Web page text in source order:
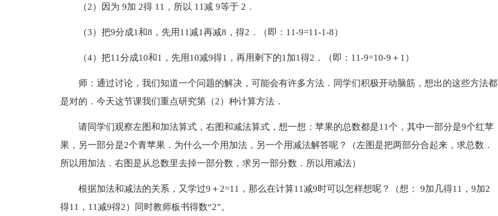
（2）因为 9加 2得 11，所以 11减 9等于 2．
（3）把9分成1和8，先用11减1再减8，得2．（即：11-9=11-1-8）
（4）把11分成10和1，先用10减9得1，再用剩下的1加1得2．（即：11-9=10-9＋1）
师：通过讨论，我们知道一个问题的解决，可能会有许多方法．同学们积极开动脑筋，想出的这些方法都
是对的．今天这节课我们重点研究第（2）种计算方法．
请同学们观察左图和加法算式，右图和减法算式，想一想：苹果的总数都是11个，其中一部分是9个红苹
果，另一部分是2个青苹果．为什么一个用加法，另一个用减法解答呢？（左图是把两部分合起来，求总数．
所以用加法．右图是从总数里去掉一部分数，求另一部分数．所以用减法）
根据加法和减法的关系，又学过9＋2=11，那么在计算11减9时可以怎样想呢？（想： 9加几得11，9加2
得11，11减9得2）同时教师板书得数“2”。